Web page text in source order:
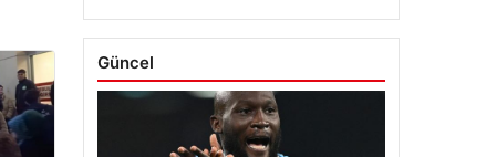
Güncel